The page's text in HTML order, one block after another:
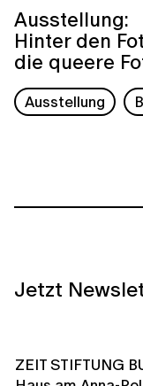
Ausstellung:
Hinter den
die queere
Ausstellung
Jetzt
ZEIT STIFTUNG